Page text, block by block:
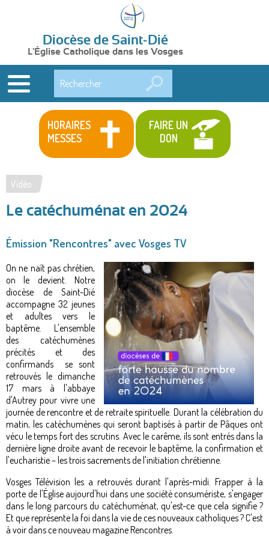
Diocèse de Saint-Dié
L'Église Catholique dans les Vosges
HORAIRES
MESSES
FAIRE UN
DON
Vous
êtes
ici
Vidéo
Le catéchuménat en 2024
Émission "Rencontres" avec Vosges TV
On ne naît pas chrétien,
on le devient. Notre
diocèse de Saint-Dié
accompagne 32 jeunes
et adultes vers le
baptême. L'ensemble
des catéchumènes
précités et des
confirmands se sont
retrouvés le dimanche
17 mars à l'abbaye
d'Autrey pour vivre une
journée de rencontre et de retraite spirituelle. Durant la célébration du
matin, les catéchumènes qui seront baptisés à partir de Pâques ont
vécu le temps fort des scrutins. Avec le carême, ils sont entrés dans la
dernière ligne droite avant de recevoir le baptême, la confirmation et
l'eucharistie – les trois sacrements de l'initiation chrétienne.
Vosges Télévision les a retrouvés durant l'après-midi. Frapper à la
porte de l'Église aujourd'hui dans une société consumériste, s'engager
dans le long parcours du catéchuménat, qu'est-ce que cela signifie ?
Et que représente la foi dans la vie de ces nouveaux catholiques ? C'est
à voir dans ce nouveau magazine Rencontres.